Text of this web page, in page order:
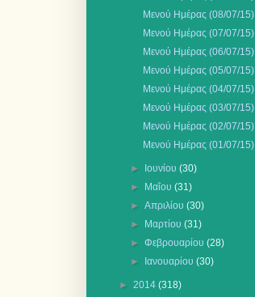
Μενού Ημέρας (08/07/15)
Μενού Ημέρας (07/07/15)
Μενού Ημέρας (06/07/15)
Μενού Ημέρας (05/07/15)
Μενού Ημέρας (04/07/15)
Μενού Ημέρας (03/07/15)
Μενού Ημέρας (02/07/15)
Μενού Ημέρας (01/07/15)
► Ιουνίου(30)
►
Μαΐου(31)
►Απριλίου(30)
►
Μαρτίου(31)
►Φεβρουαρίου(28)
►
Ιανουαρίου(30)
► 2014 (318)